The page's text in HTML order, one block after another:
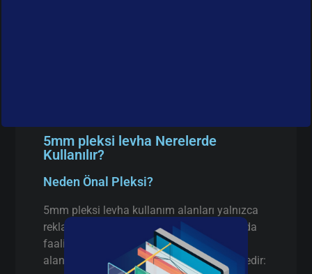
5mm pleksi levha Nerelerde
Kullanılır?
Neden Önal Pleksi?
5mm pleksi levha kullanım alanları yalnızca
reklam sektörüyle sınırlı değildir. İstanbul’da
faaliyet gösteren birçok firma aşağıdaki
alanlarda 5mm pleksi levha tercih etmektedir: